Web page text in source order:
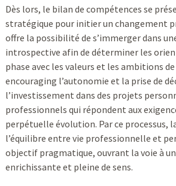
Dès lors, le bilan de compétences se
stratégique pour initier un changement
offre la possibilité de s’immerger dans
introspective afin de déterminer les
phase avec les valeurs et les ambitions de
encouraging l’autonomie et la prise de
l’investissement dans des projets
professionnels qui répondent aux
perpétuelle évolution. Par ce processus,
l’équilibre entre vie professionnelle et
objectif pragmatique, ouvrant la voie à
enrichissante et pleine de sens.